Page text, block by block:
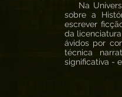
Na
sobre a
escrever
da
ávidos por
técnica
significativa -